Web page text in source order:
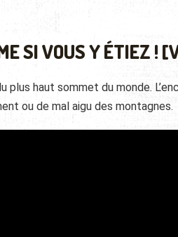
SI VOUS Y ÉTIEZ !
plus haut sommet du monde.
ou de mal aigu des montagnes.